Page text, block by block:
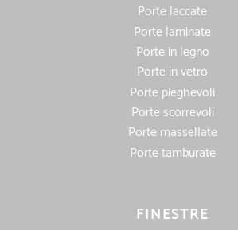
Porte laccate
Porte laminate
Porte in legno
Porte in vetro
Porte pieghevoli
Porte scorrevoli
Porte massellate
Porte tamburate
FINESTRE